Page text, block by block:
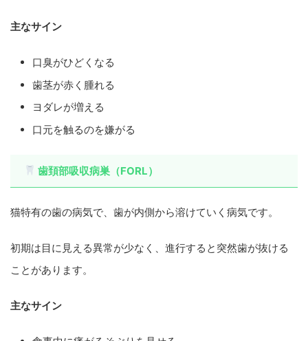
主なサイン
口臭がひどくなる
歯茎が赤く腫れる
ヨダレが増える
口元を触るのを嫌がる
歯頚部吸収病巣（FORL）
猫特有の歯の病気で、歯が内側から溶けていく病気です。
初期は目に見える異常が少なく、進行すると突然歯が抜ける
ことがあります。
主なサイン